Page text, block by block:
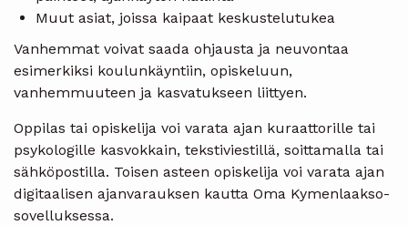
Muut asiat, joissa kaipaat keskustelutukea
Vanhemmat voivat saada ohjausta ja neuvontaa
esimerkiksi koulunkäyntiin, opiskeluun,
vanhemmuuteen ja kasvatukseen liittyen.
Oppilas tai opiskelija voi varata ajan kuraattorille tai
psykologille kasvokkain, tekstiviestillä, soittamalla tai
sähköpostilla. Toisen asteen opiskelija voi varata ajan
digitaalisen ajanvarauksen kautta Oma Kymenlaakso-
sovelluksessa.